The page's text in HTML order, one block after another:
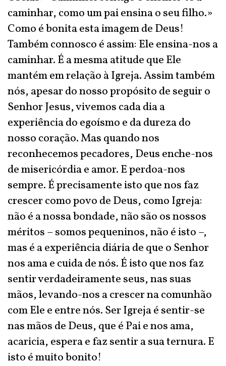
caminhar, como um pai ensina o seu filho.»
Como é bonita esta imagem de Deus!
Também connosco é assim: Ele ensina-nos a
caminhar. É a mesma atitude que Ele
mantém em relação à Igreja. Assim também
nós, apesar do nosso propósito de seguir o
Senhor Jesus, vivemos cada dia a
experiência do egoísmo e da dureza do
nosso coração. Mas quando nos
reconhecemos pecadores, Deus enche-nos
de misericórdia e amor. E perdoa-nos
sempre. É precisamente isto que nos faz
crescer como povo de Deus, como Igreja:
não é a nossa bondade, não são os nossos
méritos – somos pequeninos, não é isto –,
mas é a experiência diária de que o Senhor
nos ama e cuida de nós. É isto que nos faz
sentir verdadeiramente seus, nas suas
mãos, levando-nos a crescer na comunhão
com Ele e entre nós. Ser Igreja é sentir-se
nas mãos de Deus, que é Pai e nos ama,
acaricia, espera e faz sentir a sua ternura. E
isto é muito bonito!